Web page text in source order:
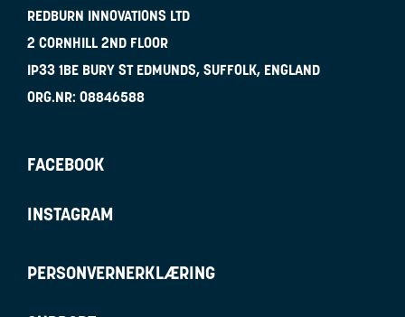
REDBURN INNOVATIONS LTD
2 CORNHILL 2ND FLOOR
IP33 1BE BURY ST EDMUNDS, SUFFOLK, ENGLAND
ORG.NR: 08846588
FACEBOOK
INSTAGRAM
PERSONVERNERKLÆRING